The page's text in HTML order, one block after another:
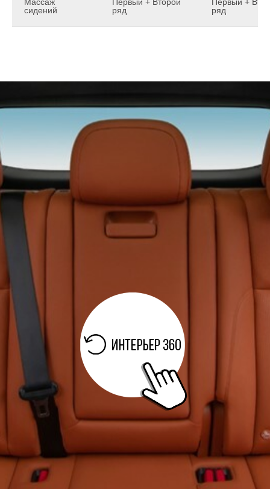
сидений
ряд
ряд